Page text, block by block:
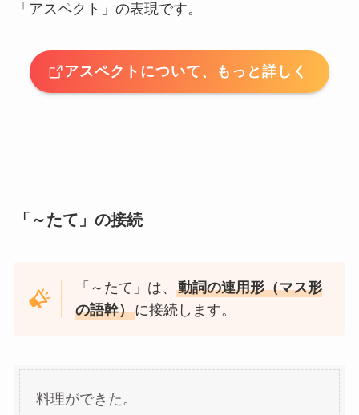
「アスペクト」の表現です。
アスペクトについて、もっと詳しく
「～たて」の接続
「～たて」は、動詞の連用形（マス形
の語幹）に接続します。
料理ができた。